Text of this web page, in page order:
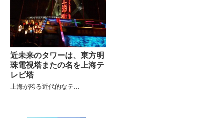
近未来のタワーは、東方明
珠電視塔またの名を上海テ
レビ塔
上海が誇る近代的なテ...